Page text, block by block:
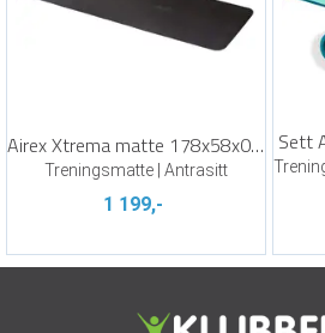
Airex Xtrema matte 178x58x0,6 cm
Treningsmatte | Antrasitt
1 199,-
Sett